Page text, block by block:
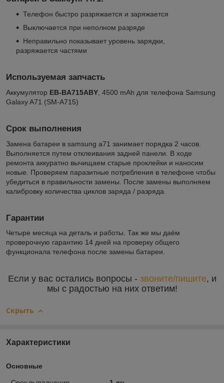
Телефон быстро разряжается и заряжается
Выключается при неполном разряде
Неправильно показывает уровень зарядки,
разряжается частями
Используемая запчасть
Аккумулятор EB-BA715ABY , 4500 mAh для телефона Samsung
Galaxy A71 (SM-A715)
Срок выполнения
Замена батареи в samsung a71 занимает порядка 2 часов.
Выполняется путем отклеивания задней панели. В ходе
ремонта аккуратно вычищаем старые проклейки и наносим
новые. Проверяем паразитные потребления в телефоне чтобы
убедиться в правильности замены. После замены выполняем
калибровку количества циклов заряда / разряда.
Гарантии
Четыре месяца на деталь и работы. Так же мы даём
проверочную гарантию 14 дней на проверку общего
функционала телефона после замены батареи.
Если у вас остались вопросы - звоните/пишите, и
мы с радостью на них ответим!
Скрыть
Характеристики
Основные